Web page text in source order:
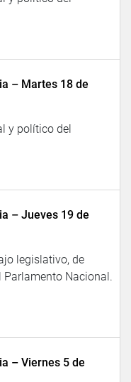
– Martes 18 de
y político del
– Jueves 19 de
legislativo, de
Nacional.
– Viernes 5 de